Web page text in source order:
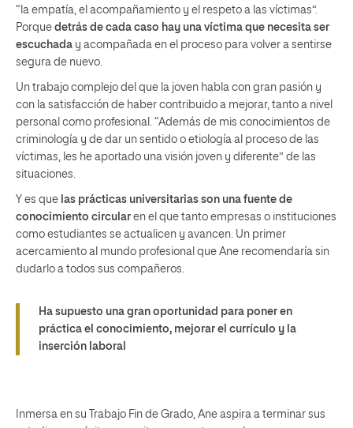
“la empatía, el acompañamiento y el respeto a las víctimas”.
Porque detrás de cada caso hay una víctima que necesita ser
escuchada y acompañada en el proceso para volver a sentirse
segura de nuevo.
Un trabajo complejo del que la joven habla con gran pasión y
con la satisfacción de haber contribuido a mejorar, tanto a nivel
personal como profesional. “Además de mis conocimientos de
criminología y de dar un sentido o etiología al proceso de las
víctimas, les he aportado una visión joven y diferente” de las
situaciones.
Y es que las prácticas universitarias son una fuente de
conocimiento circular en el que tanto empresas o instituciones
como estudiantes se actualicen y avancen. Un primer
acercamiento al mundo profesional que Ane recomendaría sin
dudarlo a todos sus compañeros.
Ha supuesto una gran oportunidad para poner en
práctica el conocimiento, mejorar el currículo y la
inserción laboral
Inmersa en su Trabajo Fin de Grado, Ane aspira a terminar sus